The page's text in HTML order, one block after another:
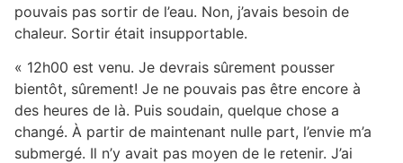
pouvais pas sortir de l’eau. Non, j’avais besoin de
chaleur. Sortir était insupportable.
« 12h00 est venu. Je devrais sûrement pousser
bientôt, sûrement! Je ne pouvais pas être encore à
des heures de là. Puis soudain, quelque chose a
changé. À partir de maintenant nulle part, l’envie m’a
submergé. Il n’y avait pas moyen de le retenir. J’ai